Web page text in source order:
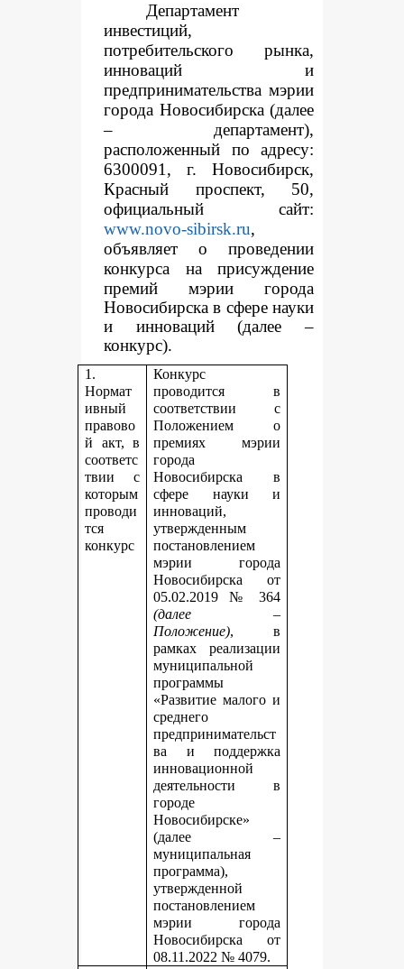
Департамент
инвестиций,
потребительского рынка,
инноваций и
предпринимательства мэрии
города Новосибирска (далее
– департамент),
расположенный по адресу:
6300091, г. Новосибирск,
Красный проспект, 50,
официальный сайт:
www.novo-sibirsk.ru,
объявляет о проведении
конкурса на присуждение
премий мэрии города
Новосибирска в сфере науки
и инноваций (далее –
конкурс).
1.
Нормат
ивный
правово
й акт, в
соответс
твии с
которым
проводи
тся
конкурс
Конкурс
проводится в
соответствии с
Положением о
премиях мэрии
города
Новосибирска в
сфере науки и
инноваций,
утвержденным
постановлением
мэрии города
Новосибирска от
05.02.2019 № 364
(далее –
Положение), в
рамках реализации
муниципальной
программы
«Развитие малого и
среднего
предпринимательст
ва и поддержка
инновационной
деятельности в
городе
Новосибирске»
(далее –
муниципальная
программа),
утвержденной
постановлением
мэрии города
Новосибирска от
08.11.2022 № 4079.